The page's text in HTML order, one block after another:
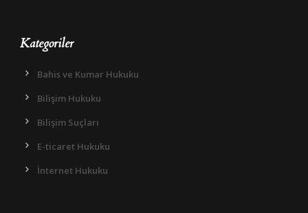
Kategoriler
Bahis ve Kumar Hukuku
Bilişim Hukuku
Bilişim Suçları
E-ticaret Hukuku
İnternet Hukuku